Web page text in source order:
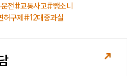
전#교통사고#뺑소니
허구제#12대중과실